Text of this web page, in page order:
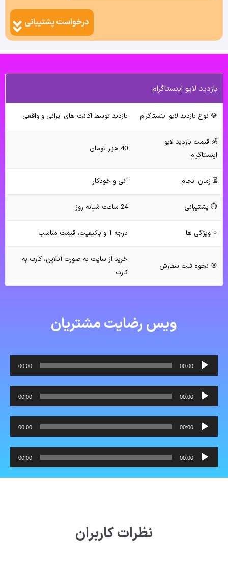
درخواست پشتیبانی
بازدید لایو اینستاگرام
💎 نوع بازدید لایو اینستاگرام بازدید توسط اکانت های ایرانی و واقعی
💰 قیمت بازدید لایو
اینستاگرام
40 هزار تومان
⏳ زمان انجام آنی و خودکار
⏱ پشتیبانی 24 ساعت شبانه روز
⭐ ویژگی ها درجه 1 و باکیفیت، قیمت مناسب
🎯 نحوه ثبت سفارش
خرید از سایت به صورت آنلاین، کارت به
کارت
ویس رضایت مشتریان
پخش‌کننده
صوت
00:00
00:00
پخش‌کننده
صوت
00:00
00:00
پخش‌کننده
صوت
00:00
00:00
پخش‌کننده
صوت
00:00
00:00
نظرات کاربران